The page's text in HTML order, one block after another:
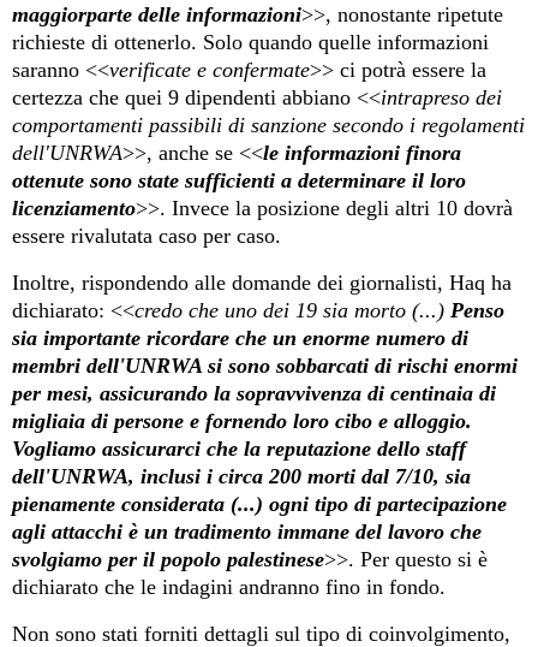
maggiorparte delle informazioni>>, nonostante ripetute
richieste di ottenerlo. Solo quando quelle informazioni
saranno <<verificate e confermate>> ci potrà essere la
certezza che quei 9 dipendenti abbiano <<intrapreso dei
comportamenti passibili di sanzione secondo i regolamenti
dell'UNRWA>>, anche se <<le informazioni finora
ottenute sono state sufficienti a determinare il loro
licenziamento>>. Invece la posizione degli altri 10 dovrà
essere rivalutata caso per caso.
Inoltre, rispondendo alle domande dei giornalisti, Haq ha
dichiarato: <<credo che uno dei 19 sia morto (...) Penso
sia importante ricordare che un enorme numero di
membri dell'UNRWA si sono sobbarcati di rischi enormi
per mesi, assicurando la sopravvivenza di centinaia di
migliaia di persone e fornendo loro cibo e alloggio.
Vogliamo assicurarci che la reputazione dello staff
dell'UNRWA, inclusi i circa 200 morti dal 7/10, sia
pienamente considerata (...) ogni tipo di partecipazione
agli attacchi è un tradimento immane del lavoro che
svolgiamo per il popolo palestinese>>. Per questo si è
dichiarato che le indagini andranno fino in fondo.
Non sono stati forniti dettagli sul tipo di coinvolgimento,